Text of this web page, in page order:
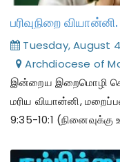
Tuesday, August
Archdiocese of
இன்றைய இறைமொழி
மரிய வியான்னி,
9:35-10:1 (நினைவுக்கு